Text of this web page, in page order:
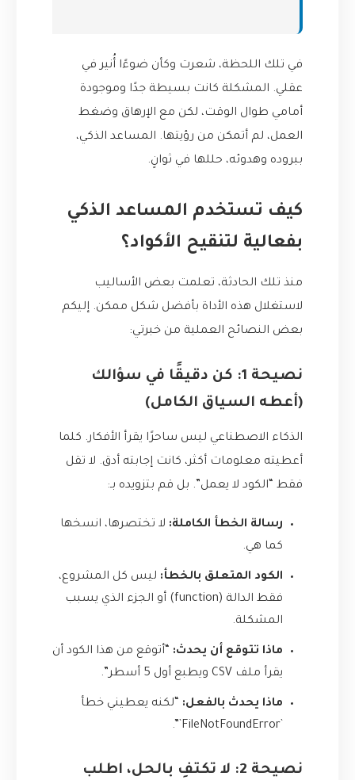
في تلك اللحظة، شعرت وكأن ضوءًا أُنير في
عقلي. المشكلة كانت بسيطة جدًا وموجودة
أمامي طوال الوقت، لكن مع الإرهاق وضغط
العمل، لم أتمكن من رؤيتها. المساعد الذكي،
ببروده وهدوئه، حللها في ثوانٍ.
كيف تستخدم المساعد الذكي
بفعالية لتنقيح الأكواد؟
منذ تلك الحادثة، تعلمت بعض الأساليب
لاستغلال هذه الأداة بأفضل شكل ممكن. إليكم
بعض النصائح العملية من خبرتي:
نصيحة 1: كن دقيقًا في سؤالك
(أعطه السياق الكامل)
الذكاء الاصطناعي ليس ساحرًا يقرأ الأفكار. كلما
أعطيته معلومات أكثر، كانت إجابته أدق. لا تقل
فقط “الكود لا يعمل”. بل قم بتزويده بـ:
رسالة الخطأ الكاملة: لا تختصرها، انسخها
كما هي.
الكود المتعلق بالخطأ: ليس كل المشروع،
فقط الدالة (function) أو الجزء الذي يسبب
المشكلة.
ماذا تتوقع أن يحدث: “أتوقع من هذا الكود أن
يقرأ ملف CSV ويطبع أول 5 أسطر”.
ماذا يحدث بالفعل: “لكنه يعطيني خطأ
نصيحة 2: لا تكتفِ بالحل، اطلب